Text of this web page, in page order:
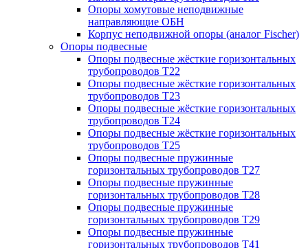
Опоры хомутовые неподвижные
направляющие ОБН
Корпус неподвижной опоры (аналог Fischer)
Опоры подвесные
Опоры подвесные жёсткие горизонтальных
трубопроводов Т22
Опоры подвесные жёсткие горизонтальных
трубопроводов Т23
Опоры подвесные жёсткие горизонтальных
трубопроводов Т24
Опоры подвесные жёсткие горизонтальных
трубопроводов Т25
Опоры подвесные пружинные
горизонтальных трубопроводов Т27
Опоры подвесные пружинные
горизонтальных трубопроводов Т28
Опоры подвесные пружинные
горизонтальных трубопроводов Т29
Опоры подвесные пружинные
горизонтальных трубопроводов Т41